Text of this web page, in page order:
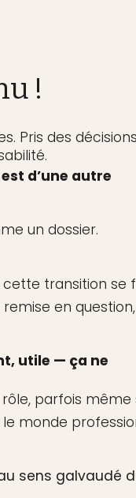
!
Pris des décisions
d’une autre
un dossier.
cette transition se
en
utile — ça ne
parfois même
le monde
sens galvaudé